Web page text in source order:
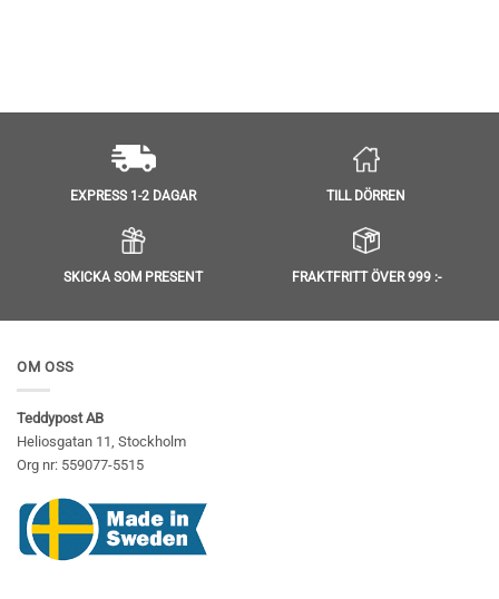
EXPRESS 1-2 DAGAR TILL DÖRREN
SKICKA SOM PRESENT FRAKTFRITT ÖVER 999 :-
OM OSS
Teddypost AB
Heliosgatan 11, Stockholm
Org nr: 559077-5515